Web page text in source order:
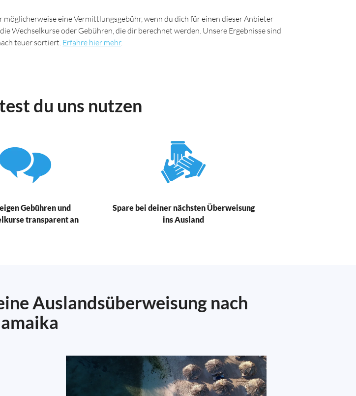
eine Vermittlungsgebühr, wenn du dich für einen dieser Anbieter
Wechselkurse oder Gebühren, die dir berechnet werden. Unsere Ergebnisse sind
teuer sortiert. Erfahre hier mehr.
du uns nutzen
Gebühren und
transparent an
Spare bei deiner nächsten Überweisung
ins Ausland
Auslandsüberweisung nach